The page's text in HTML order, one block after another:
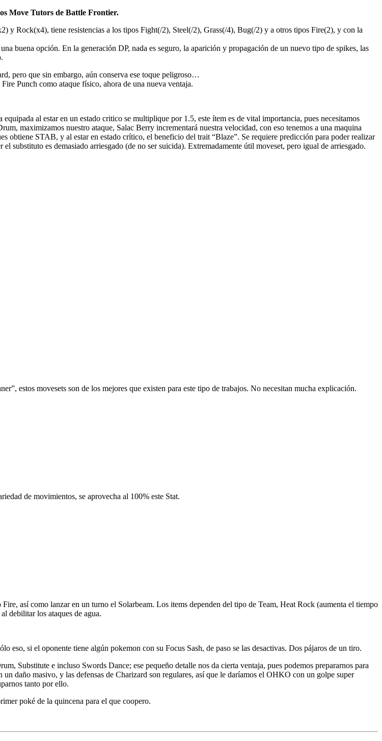
Move Tutors de Battle Frontier.
y Rock(x4), tiene resistencias a los tipos Fight(/2), Steel(/2), Grass(/4), Bug(/2) y a otros tipos Fire(2), y con la
buena opción. En la generación DP, nada es seguro, la aparición y propagación de un nuevo tipo de spikes, las
pero que sin embargo, aún conserva ese toque peligroso…
Punch como ataque físico, ahora de una nueva ventaja.
al estar en un estado critico se multiplique por 1.5, este ítem es de vital importancia, pues necesitamos
maximizamos nuestro ataque, Salac Berry incrementará nuestra velocidad, con eso tenemos a una maquina
obtiene STAB, y al estar en estado crítico, el beneficio del trait “Blaze”. Se requiere predicción para poder realizar
substituto es demasiado arriesgado (de no ser suicida). Extremadamente útil moveset, pero igual de arriesgado.
estos movesets son de los mejores que existen para este tipo de trabajos. No necesitan mucha explicación.
de movimientos, se aprovecha al 100% este Stat.
así como lanzar en un turno el Solarbeam. Los items dependen del tipo de Team, Heat Rock (aumenta el tiempo
debilitar los ataques de agua.
eso, si el oponente tiene algún pokemon con su Focus Sash, de paso se las desactivas. Dos pájaros de un tiro.
Substitute e incluso Swords Dance; ese pequeño detalle nos da cierta ventaja, pues podemos prepararnos para
daño masivo, y las defensas de Charizard son regulares, así que le daríamos el OHKO con un golpe super
tanto por ello.
poké de la quincena para el que coopero.